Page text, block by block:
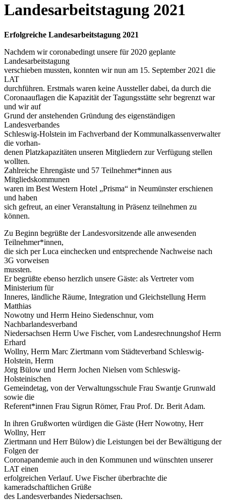
Landesarbeitstagung 2021
Erfolgreiche Landesarbeitstagung 2021
Nachdem wir coronabedingt unsere für 2020 geplante
Landesarbeitstagung
verschieben mussten, konnten wir nun am 15. September 2021 die
LAT
durchführen. Erstmals waren keine Aussteller dabei, da durch die
Coronaauflagen die Kapazität der Tagungsstätte sehr begrenzt war
und wir auf
Grund der anstehenden Gründung des eigenständigen
Landesverbandes
Schleswig-Holstein im Fachverband der Kommunalkassenverwalter
die vorhan-
denen Platzkapazitäten unseren Mitgliedern zur Verfügung stellen
wollten.
Zahlreiche Ehrengäste und 57 Teilnehmer*innen aus
Mitgliedskommunen
waren im Best Western Hotel „Prisma“ in Neumünster erschienen
und haben
sich gefreut, an einer Veranstaltung in Präsenz teilnehmen zu
können.
Zu Beginn begrüßte der Landesvorsitzende alle anwesenden
Teilnehmer*innen,
die sich per Luca einchecken und entsprechende Nachweise nach
3G vorweisen
mussten.
Er begrüßte ebenso herzlich unsere Gäste: als Vertreter vom
Ministerium für
Inneres, ländliche Räume, Integration und Gleichstellung Herrn
Matthias
Nowotny und Herrn Heino Siedenschnur, vom
Nachbarlandesverband
Niedersachsen Herrn Uwe Fischer, vom Landesrechnungshof Herrn
Erhard
Wollny, Herrn Marc Ziertmann vom Städteverband Schleswig-
Holstein, Herrn
Jörg Bülow und Herrn Jochen Nielsen vom Schleswig-
Holsteinischen
Gemeindetag, von der Verwaltungsschule Frau Swantje Grunwald
sowie die
Referent*innen Frau Sigrun Römer, Frau Prof. Dr. Berit Adam.
In ihren Grußworten würdigen die Gäste (Herr Nowotny, Herr
Wollny, Herr
Ziertmann und Herr Bülow) die Leistungen bei der Bewältigung der
Folgen der
Coronapandemie auch in den Kommunen und wünschten unserer
LAT einen
erfolgreichen Verlauf. Uwe Fischer überbrachte die
kameradschaftlichen Grüße
des Landesverbandes Niedersachsen.